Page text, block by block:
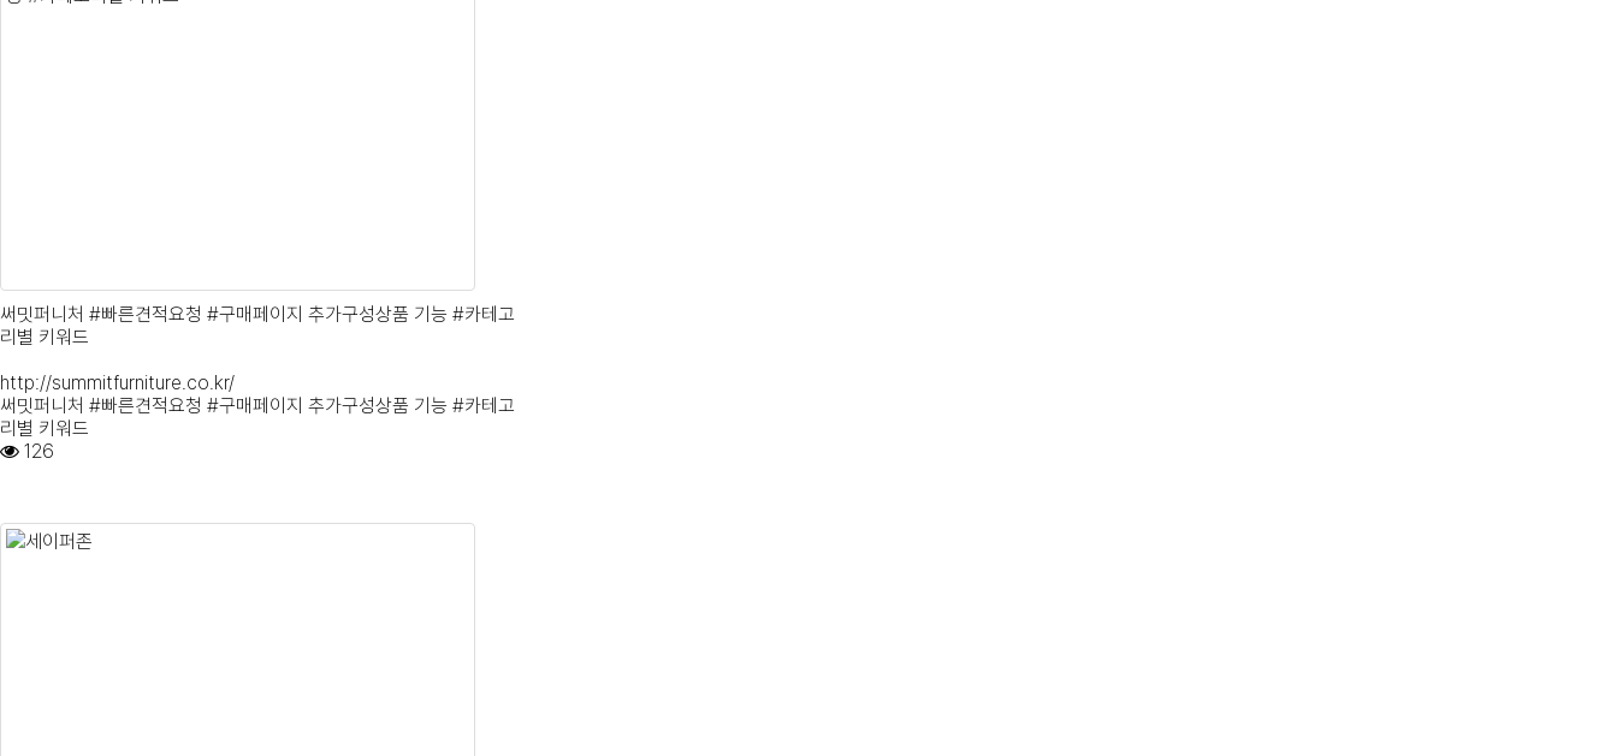
써밋퍼니처 #빠른견적요청 #구매페이지 추가구성상품 기능 #카테고
리별 키워드
http://summitfurniture.co.kr/
써밋퍼니처 #빠른견적요청 #구매페이지 추가구성상품 기능 #카테고
리별 키워드
126